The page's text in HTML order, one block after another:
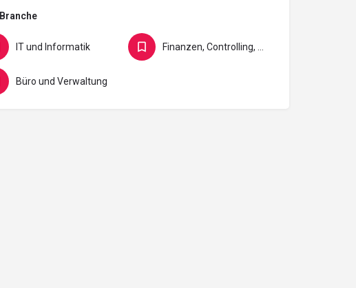
Branche
IT und Informatik Finanzen, Controlling, Versicherung und Recht
Büro und Verwaltung